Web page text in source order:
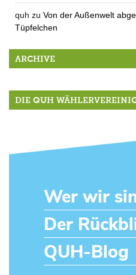
quh zu Von der Außenwelt
Tüpfelchen
ARCHIVE
DIE QUH
Wer wir
Der
QUH-Blog